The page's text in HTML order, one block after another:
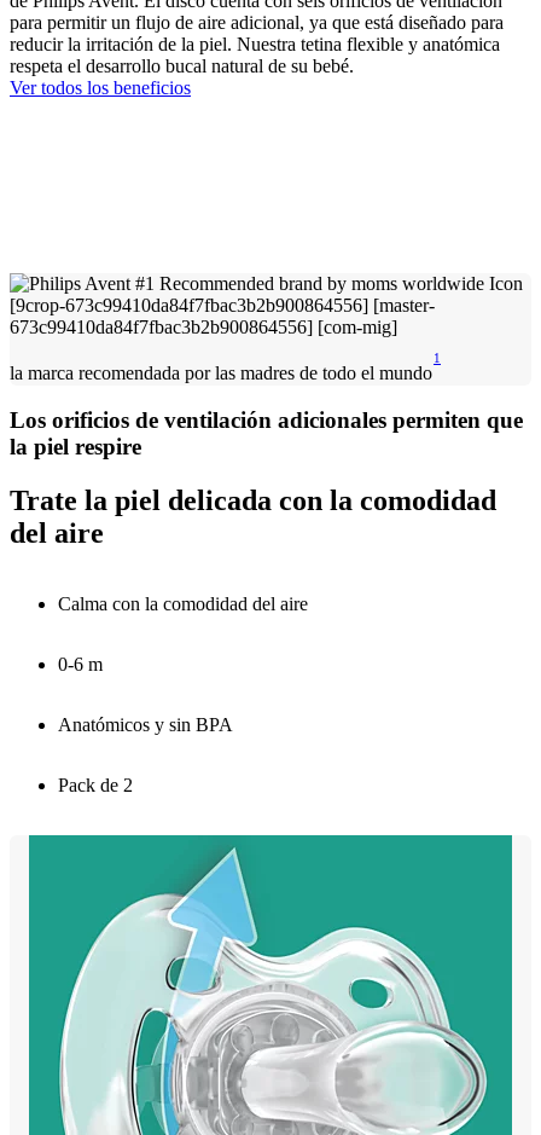
para permitir un flujo de aire adicional, ya que está diseñado para
reducir la irritación de la piel. Nuestra tetina flexible y anatómica
respeta el desarrollo bucal natural de su bebé.
Ver todos los beneficios
la marca recomendada por las madres de todo el mundo
1
Los orificios de ventilación adicionales permiten que
la piel respire
Trate la piel delicada con la comodidad
del aire
Calma con la comodidad del aire
0-6 m
Anatómicos y sin BPA
Pack de 2